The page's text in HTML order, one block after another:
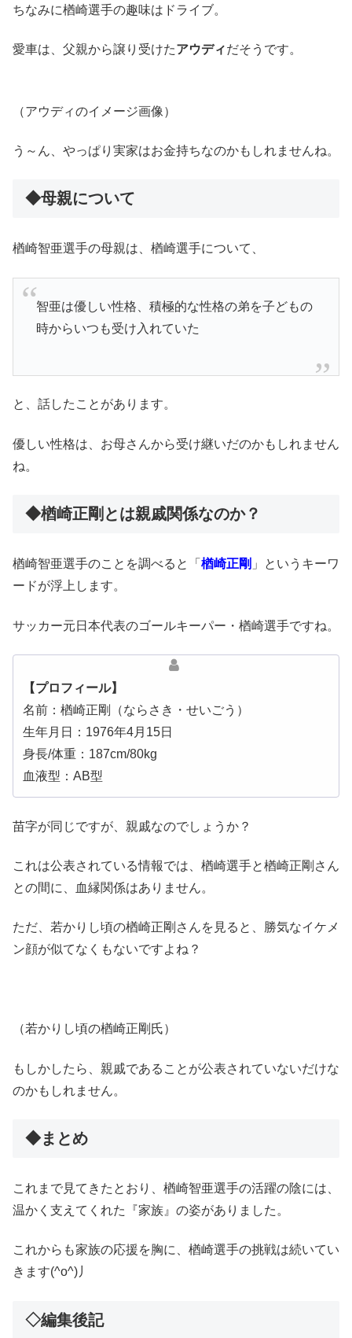
ちなみに楢崎選手の趣味はドライブ。
愛車は、父親から譲り受けたアウディだそうです。
（アウディのイメージ画像）
う～ん、やっぱり実家はお金持ちなのかもしれませんね。
◆母親について
楢崎智亜選手の母親は、楢崎選手について、
智亜は優しい性格、積極的な性格の弟を子どもの
時からいつも受け入れていた
と、話したことがあります。
優しい性格は、お母さんから受け継いだのかもしれません
ね。
◆楢崎正剛とは親戚関係なのか？
楢崎智亜選手のことを調べると「 楢崎正剛 」というキーワ
ードが浮上します。
サッカー元日本代表のゴールキーパー・楢崎選手ですね。
【プロフィール】
名前：楢崎正剛（ならさき・せいごう）
生年月日：1976年4月15日
身長/体重：187cm/80kg
血液型：AB型
苗字が同じですが、親戚なのでしょうか？
これは公表されている情報では、楢崎選手と楢崎正剛さん
との間に、血縁関係はありません。
ただ、若かりし頃の楢崎正剛さんを見ると、勝気なイケメ
ン顔が似てなくもないですよね？
（若かりし頃の楢崎正剛氏）
もしかしたら、親戚であることが公表されていないだけな
のかもしれません。
◆まとめ
これまで見てきたとおり、楢崎智亜選手の活躍の陰には、
温かく支えてくれた『家族』の姿がありました。
これからも家族の応援を胸に、楢崎選手の挑戦は続いてい
きます(^o^)丿
◇編集後記